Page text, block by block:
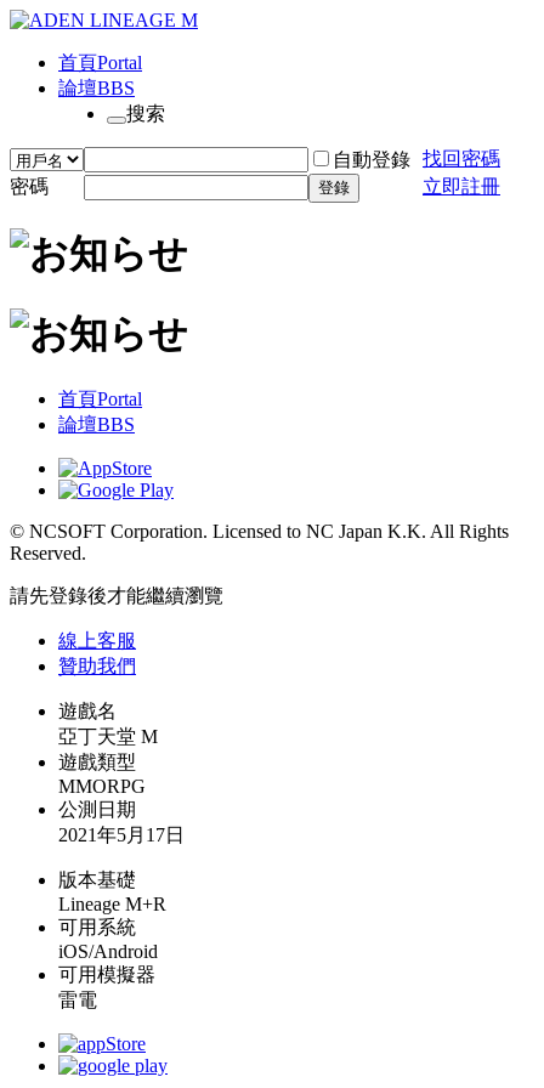
首頁Portal
論壇BBS
搜索
自動登錄 找回密碼
密碼
登錄 立即註冊
首頁Portal
論壇BBS
© NCSOFT Corporation. Licensed to NC Japan K.K. All Rights
Reserved.
請先登錄後才能繼續瀏覽
線上客服
贊助我們
遊戲名
亞丁天堂 M
遊戲類型
MMORPG
公測日期
2021年5月17日
版本基礎
Lineage M+R
可用系統
iOS/Android
可用模擬器
雷電